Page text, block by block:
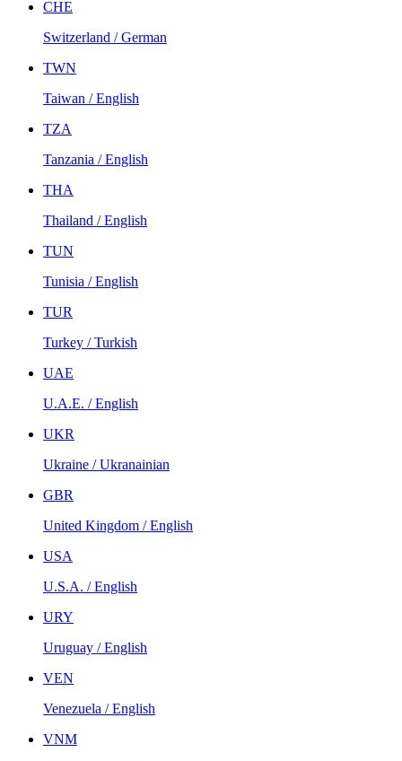
CHE
Switzerland / German
TWN
Taiwan / English
TZA
Tanzania / English
THA
Thailand / English
TUN
Tunisia / English
TUR
Turkey / Turkish
UAE
U.A.E. / English
UKR
Ukraine / Ukranainian
GBR
United Kingdom / English
USA
U.S.A. / English
URY
Uruguay / English
VEN
Venezuela / English
VNM